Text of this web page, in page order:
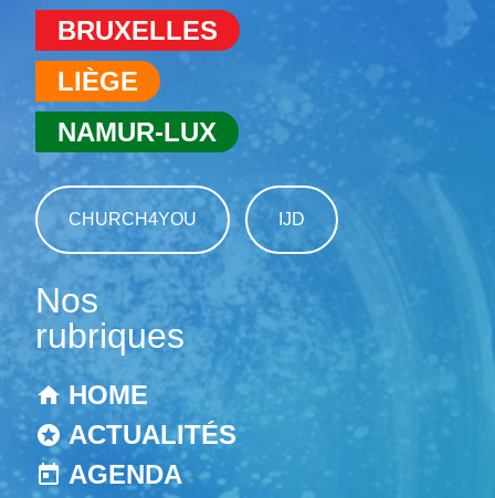
BRUXELLES
LIÈGE
NAMUR-LUX
CHURCH4YOU IJD
Nos
rubriques
HOME
ACTUALITÉS
AGENDA